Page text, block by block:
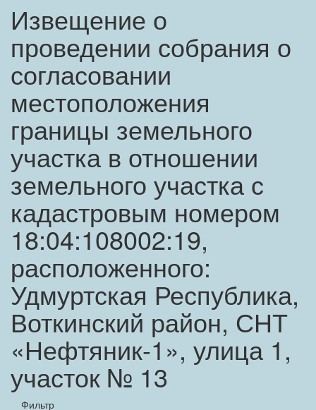
Извещение о
проведении собрания о
согласовании
местоположения
границы земельного
участка в отношении
земельного участка с
кадастровым номером
18:04:108002:19,
расположенного:
Удмуртская Республика,
Воткинский район, СНТ
«Нефтяник-1», улица 1,
участок № 13
Фильтр